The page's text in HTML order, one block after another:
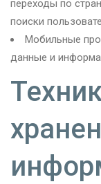
переходы по
поиски
Мобильные
данные и